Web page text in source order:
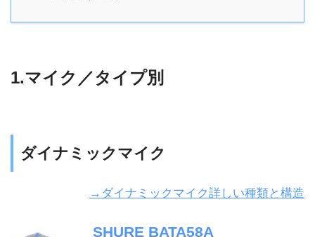
1.マイク／タイプ別
ダイナミックマイク
→ダイナミックマイク詳しい種類と構造
SHURE BATA58A